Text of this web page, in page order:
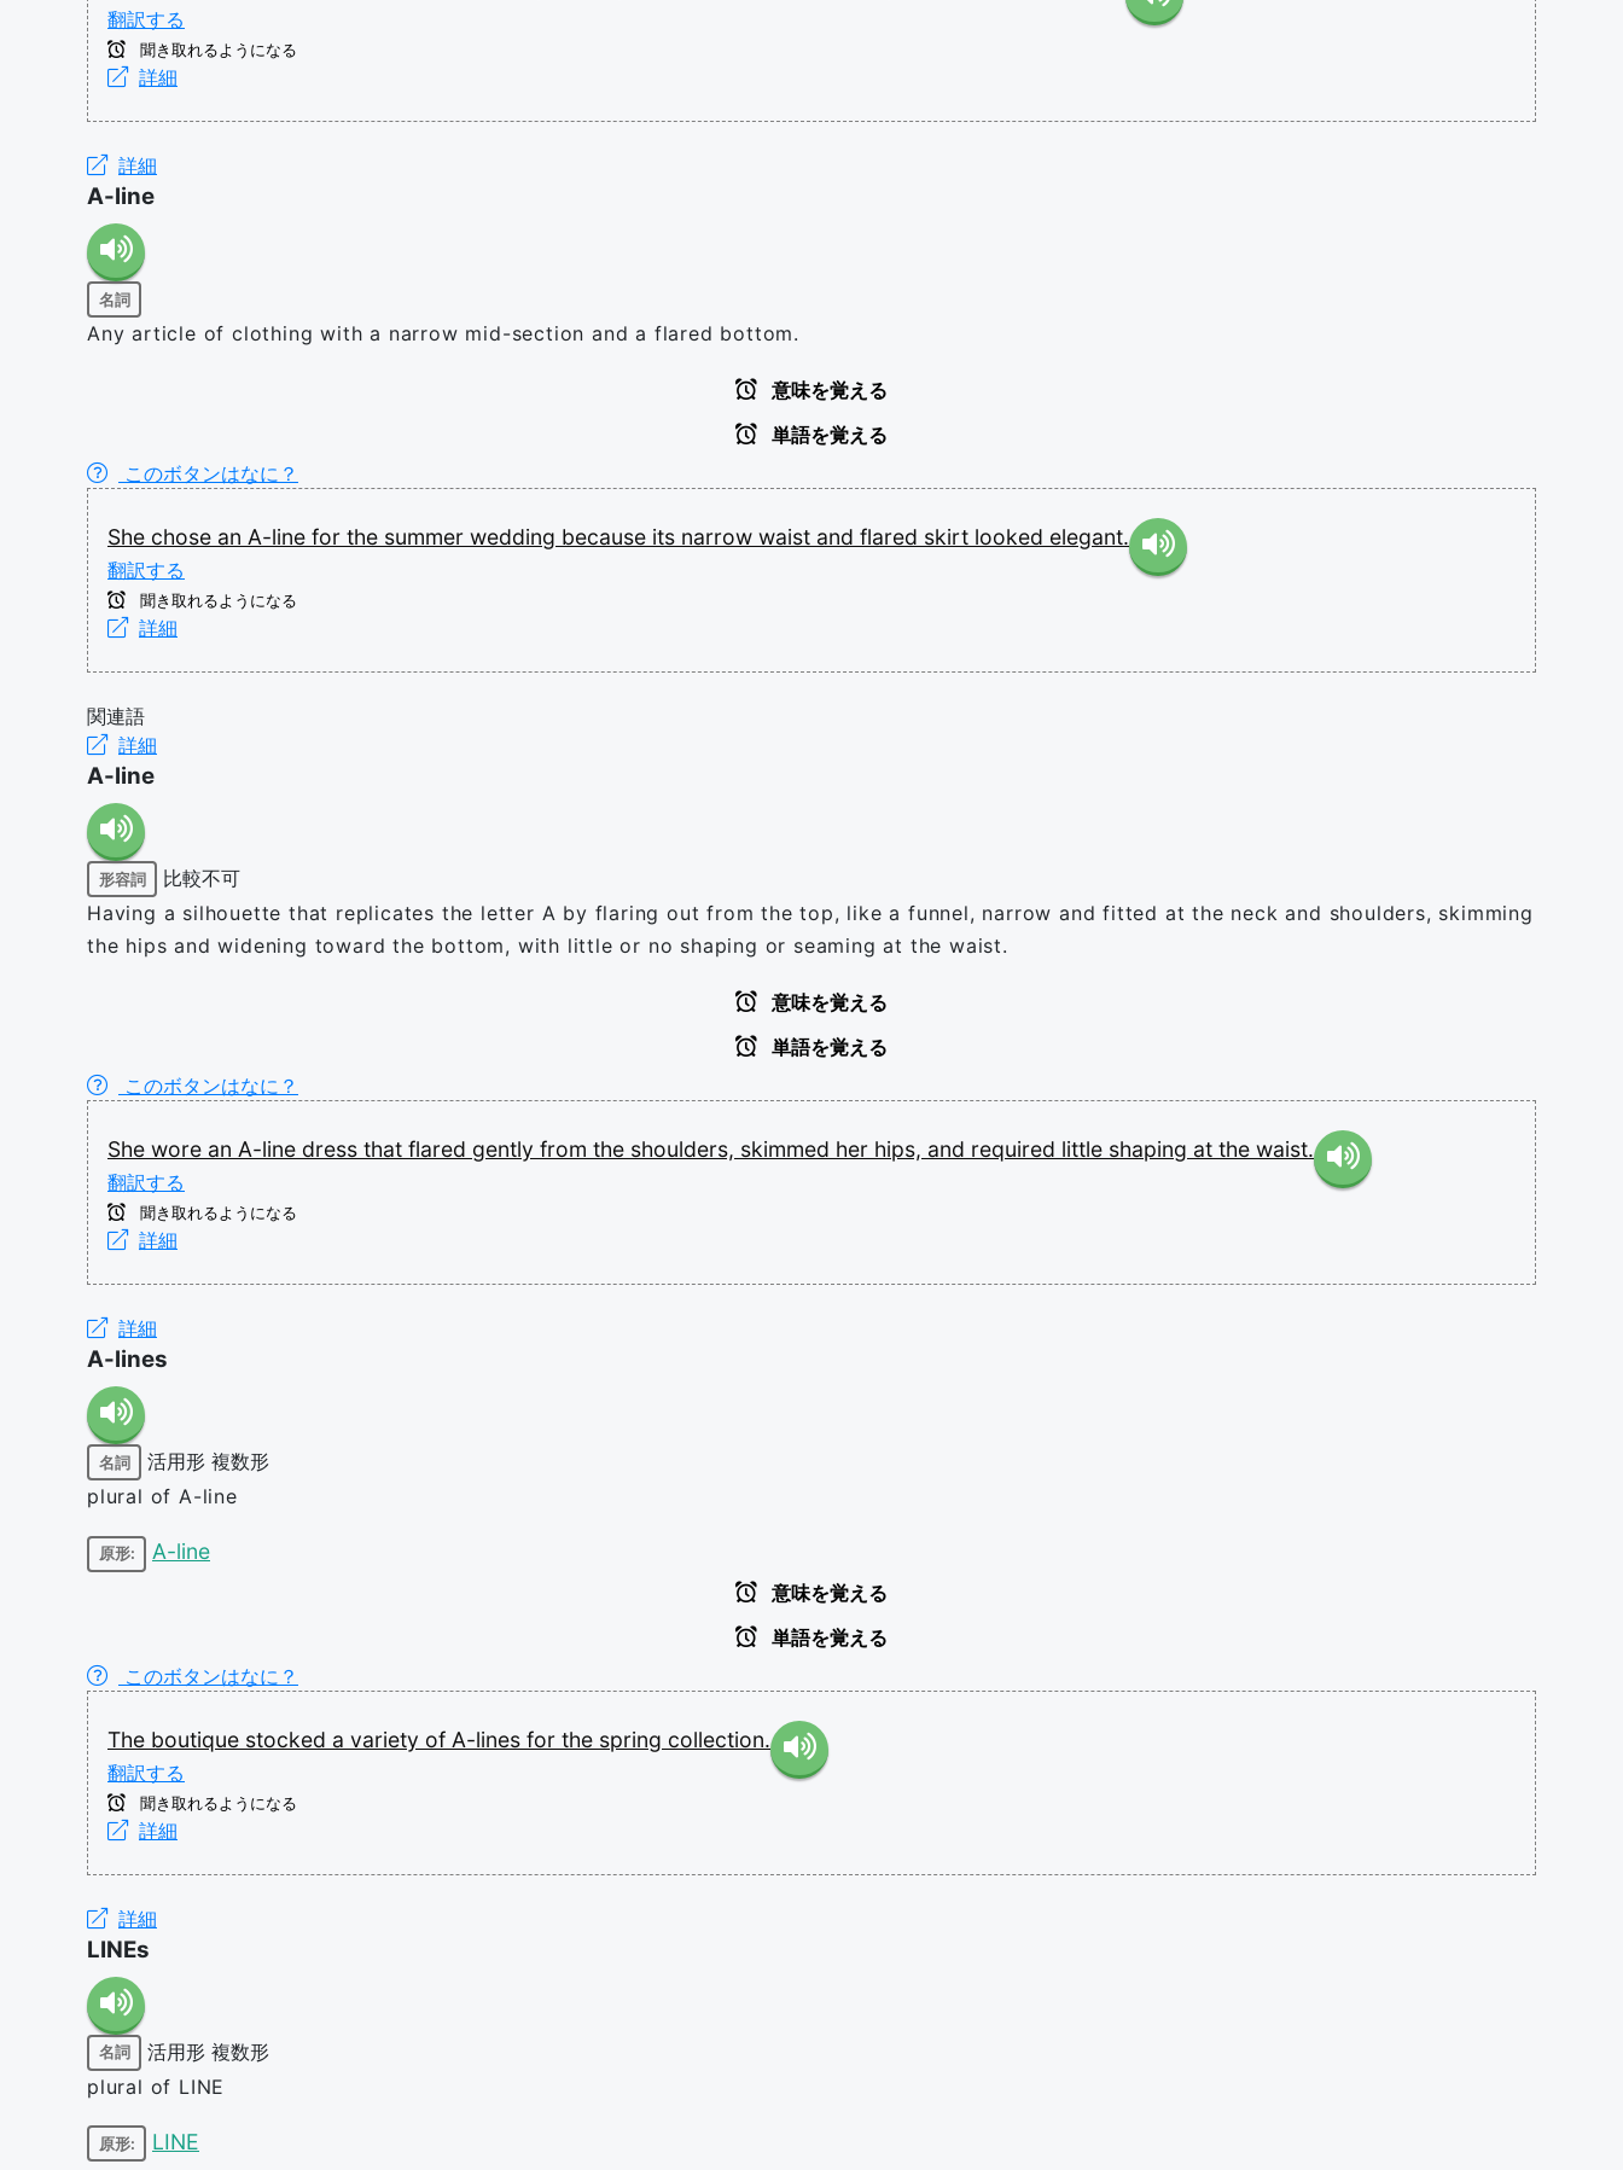
翻訳する
聞き取れるようになる
詳細
詳細
A-line
名詞
Any article of clothing with a narrow mid-section and a flared bottom.
意味を覚える
単語を覚える
このボタンはなに？
She chose an A-line for the summer wedding because its narrow waist and flared skirt looked elegant.
翻訳する
聞き取れるようになる
詳細
関連語
詳細
A-line
形容詞
比較不可
Having a silhouette that replicates the letter A by flaring out from the top, like a funnel, narrow and fitted at the neck and shoulders, skimming
the hips and widening toward the bottom, with little or no shaping or seaming at the waist.
意味を覚える
単語を覚える
このボタンはなに？
She wore an A-line dress that flared gently from the shoulders, skimmed her hips, and required little shaping at the waist.
翻訳する
聞き取れるようになる
詳細
詳細
A-lines
名詞 活用形 複数形
plural of A-line
原形: A-line
意味を覚える
単語を覚える
このボタンはなに？
The boutique stocked a variety of A-lines for the spring collection.
翻訳する
聞き取れるようになる
詳細
詳細
LINEs
名詞 活用形 複数形
plural of LINE
原形: LINE